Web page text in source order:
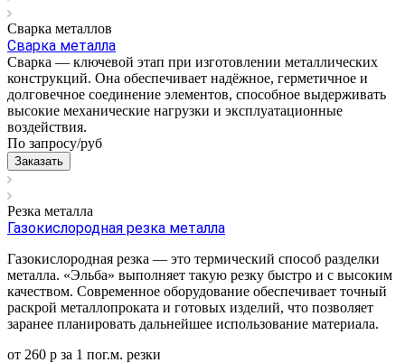
Сварка металлов
Сварка металла
Сварка — ключевой этап при изготовлении металлических
конструкций. Она обеспечивает надёжное, герметичное и
долговечное соединение элементов, способное выдерживать
высокие механические нагрузки и эксплуатационные
воздействия.
По запросу/руб
Заказать
Резка металла
Газокислородная резка металла
Газокислородная резка — это термический способ разделки
металла. «Эльба» выполняет такую резку быстро и с высоким
качеством. Современное оборудование обеспечивает точный
раскрой металлопроката и готовых изделий, что позволяет
заранее планировать дальнейшее использование материала.
от 260 р за 1 пог.м. резки